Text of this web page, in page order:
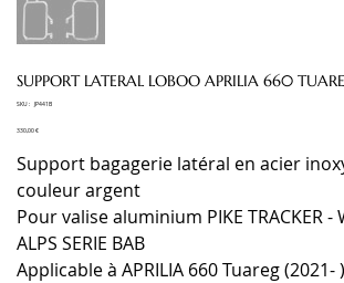
SUPPORT LATERAL LOBOO APRILIA 660
SKU : SKU
JP441B
Prix
330,00 €
Support bagagerie latéral en acier
couleur argent
Pour valise aluminium PIKE TRACKER -
ALPS SERIE BAB
Applicable à APRILIA 660 Tuareg (2021- )